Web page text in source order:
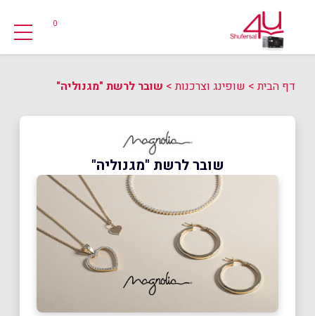
0
דף הבית> שופינג וצרכנות> שובר לרשת "מגנוליה"
שובר לרשת "מגנוליה"